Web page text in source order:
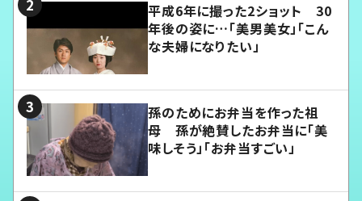
平成6年に撮った2ショット 30
年後の姿に…「美男美女」「こん
な夫婦になりたい」
孫のためにお弁当を作った祖
母 孫が絶賛したお弁当に「美
味しそう」「お弁当すごい」